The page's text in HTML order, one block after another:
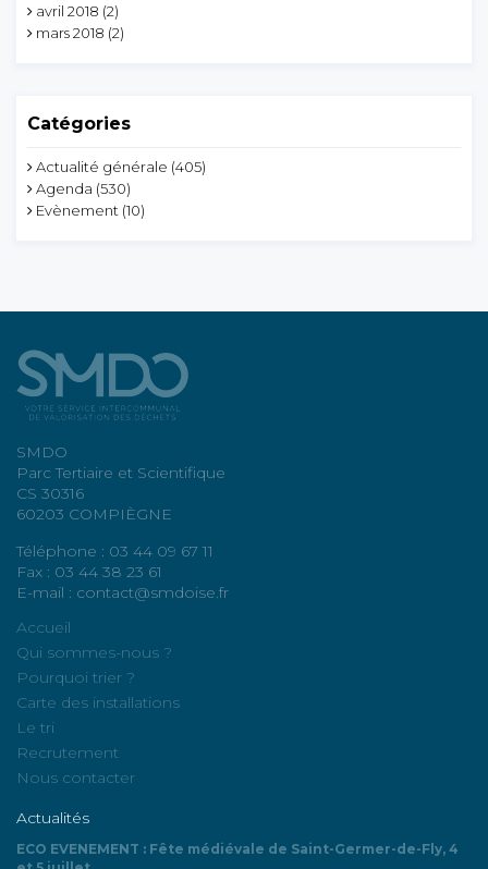
avril 2018 (2)
mars 2018 (2)
Catégories
Actualité générale (405)
Agenda (530)
Evènement (10)
SMDO
Parc Tertiaire et Scientifique
CS 30316
60203 COMPIÈGNE
Téléphone : 03 44 09 67 11
Fax : 03 44 38 23 61
E-mail : contact@smdoise.fr
Accueil
Qui sommes-nous ?
Pourquoi trier ?
Carte des installations
Le tri
Recrutement
Nous contacter
Actualités
ECO EVENEMENT : Fête médiévale de Saint-Germer-de-Fly, 4